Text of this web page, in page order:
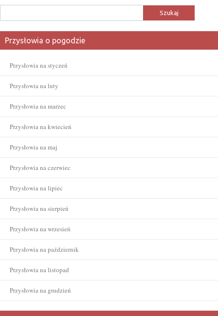
Przysłowia o pogodzie
Przysłowia na styczeń
Przysłowia na luty
Przysłowia na marzec
Przysłowia na kwiecień
Przysłowia na maj
Przysłowia na czerwiec
Przysłowia na lipiec
Przysłowia na sierpień
Przysłowia na wrzesień
Przysłowia na październik
Przysłowia na listopad
Przysłowia na grudzień